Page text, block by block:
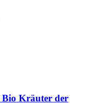
Bio Kräuter der